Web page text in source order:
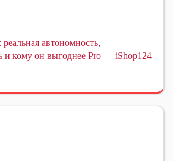
автономность,
и кому он выгоднее Pro — iShop124